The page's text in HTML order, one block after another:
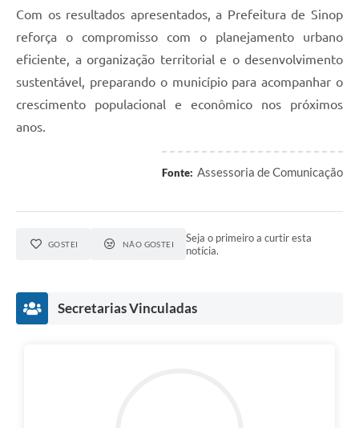
Com os resultados apresentados, a Prefeitura de Sinop
reforça o compromisso com o planejamento urbano
eficiente, a organização territorial e o desenvolvimento
sustentável, preparando o município para acompanhar o
crescimento populacional e econômico nos próximos
anos.
Fonte: Assessoria de Comunicação
GOSTEI NÃO GOSTEI
Seja o primeiro a curtir esta
notícia.
Secretarias Vinculadas